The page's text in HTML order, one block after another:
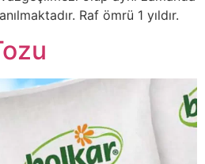
Raf ömrü 1 yıldır.